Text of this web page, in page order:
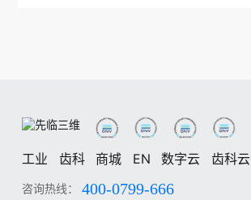
工业 齿科 商城 EN 数字云 齿科云
咨询热线： 400-0799-666